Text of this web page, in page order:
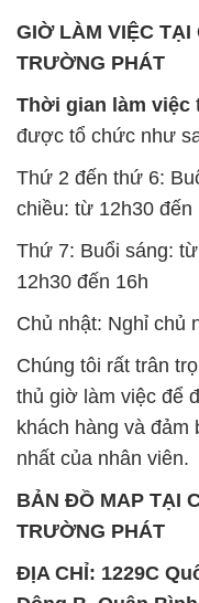
Thứ 2 đến thứ 6:
chiều: từ 12h30 đến
Thứ 7: Buổi sáng:
12h30 đến 16h
Chủ nhật: Nghỉ chủ
thủ giờ làm việc để
khách hàng và đảm
nhất của nhân viên.
BẢN ĐỒ MAP TẠI
TRƯỜNG PHÁT
ĐỊA CHỈ: 1229C
Đông B, Quận Bình
Minh